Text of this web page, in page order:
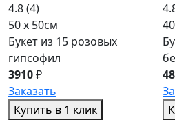
4.8(4)
50 x 50см
Букет из 15 розовых
гипсофил
3910₽
Заказать
Купить в 1 клик